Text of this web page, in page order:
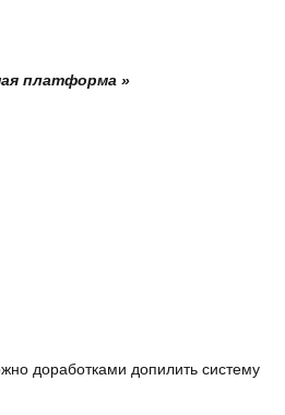
платформа »
доработками допилить систему